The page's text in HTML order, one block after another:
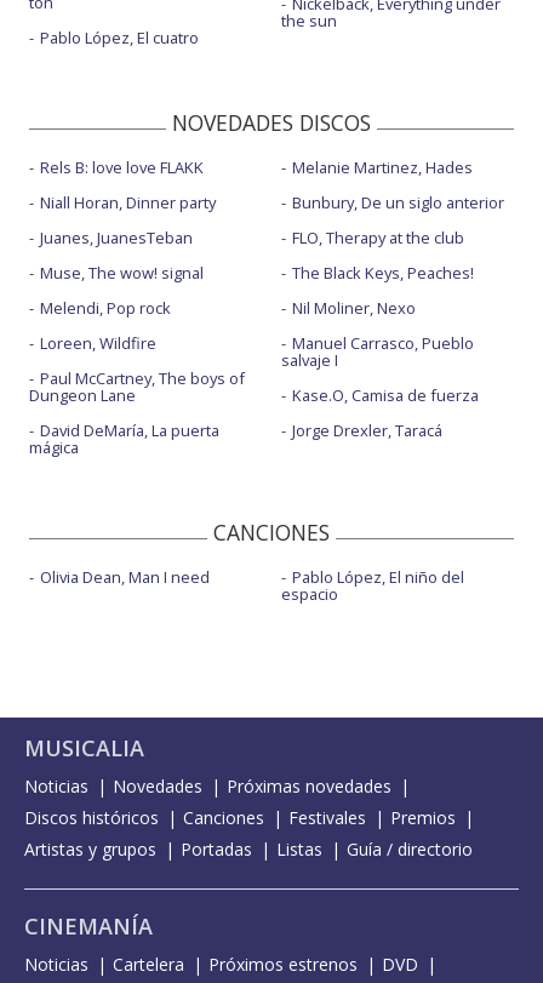
Pablo López, El cuatro
the sun
NOVEDADES DISCOS
Rels B: love love FLAKK
Niall Horan, Dinner party
Juanes, JuanesTeban
Muse, The wow! signal
Melendi, Pop rock
Loreen, Wildfire
Paul McCartney, The boys of
Dungeon Lane
David DeMaría, La puerta
mágica
Melanie Martinez, Hades
Bunbury, De un siglo anterior
FLO, Therapy at the club
The Black Keys, Peaches!
Nil Moliner, Nexo
Manuel Carrasco, Pueblo
salvaje I
Kase.O, Camisa de fuerza
Jorge Drexler, Taracá
CANCIONES
Olivia Dean, Man I need Pablo López, El niño del
espacio
MUSICALIA
Noticias Novedades
Próximas novedades
Discos históricos
Canciones Festivales
Premios
Artistas y grupos
Portadas Listas Guía / directorio
CINEMANÍA
Noticias Cartelera Próximos estrenos
DVD